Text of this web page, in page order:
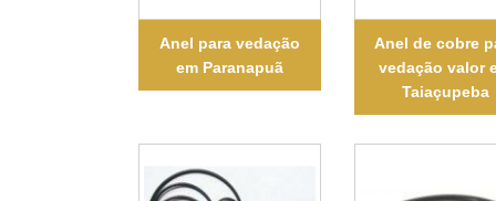
Anel para vedação
em Paranapuã
Anel de cobre
vedação valor
Taiaçupeba